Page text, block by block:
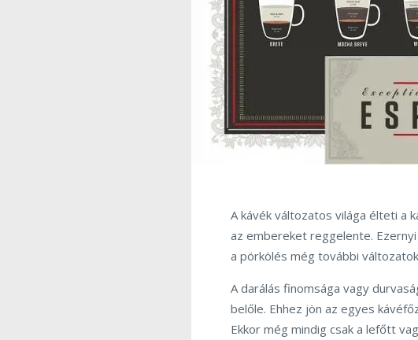
A kávék változatos világa élteti a
az embereket reggelente.
a pörkölés még további
A darálás finomsága vagy
belőle. Ehhez jön az egyes
Ekkor még mindig csak a lefőtt